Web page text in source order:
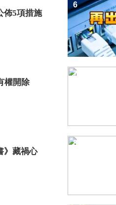
佈5項措施
權開除
》藏禍心
6
7
8